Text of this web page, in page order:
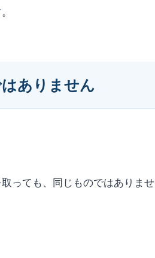
ありません
っても、同じものではありませ